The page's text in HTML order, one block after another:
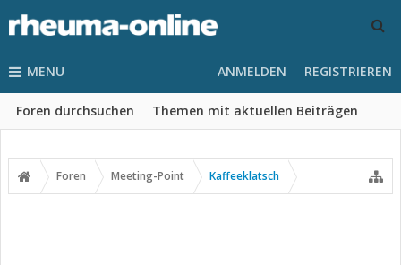
MENU
Foren durchsuchen Themen mit aktuellen Beiträgen
ANMELDEN REGISTRIEREN
Foren Meeting-Point Kaffeeklatsch